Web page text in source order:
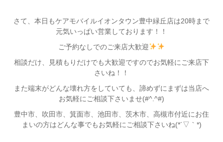
さて、本日もケアモバイルイオンタウン豊中緑丘店は20時まで
元気いっぱい営業しております！！
ご予約なしでのご来店大歓迎
相談だけ、見積もりだけでも大歓迎ですのでお気軽にご来店下
さいね！！
また端末がどんな壊れ方をしていても、諦めずにまずは当店へ
お気軽にご相談下さいませ(#^.^#)
豊中市、吹田市、箕面市、池田市、茨木市、高槻市付近にお住
まいの方はどんな事でもお気軽にご相談下さいね(*´▽｀*)